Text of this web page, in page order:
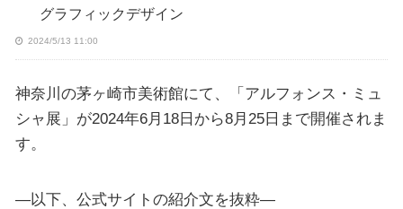
グラフィックデザイン
2024/5/13 11:00
神奈川の茅ヶ崎市美術館にて、「アルフォンス・ミュ
シャ展」が2024年6月18日から8月25日まで開催されま
す。
—以下、公式サイトの紹介文を抜粋—